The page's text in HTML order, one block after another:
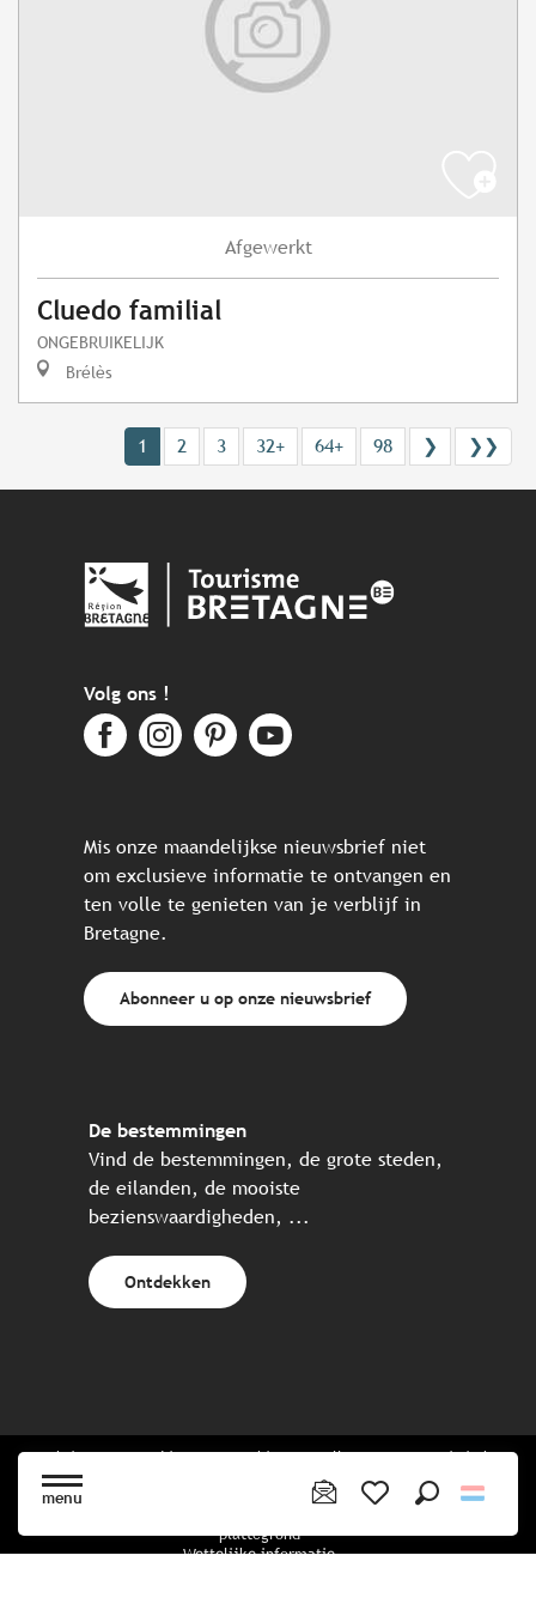
menu
Afgewerkt
Cluedo familial
ONGEBRUIKELIJK
Brélès
1 2 3 32+ 64+ 98 ❯ ❯❯
Volg ons !
Mis onze maandelijkse nieuwsbrief niet
om exclusieve informatie te ontvangen en
ten volle te genieten van je verblijf in
Bretagne.
Abonneer u op onze nieuwsbrief
De bestemmingen
Vind de bestemmingen, de grote steden,
de eilanden, de mooiste
bezienswaardigheden, ...
Ontdekken
Website gecreëerd in samenwerking met alle Bretonse toeristische
plattegrond
Wettelijke informatie